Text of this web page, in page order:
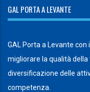
GAL PORTA A LEVANTE
GAL Porta a Levante
migliorare la qualità
diversificazione delle
competenza.